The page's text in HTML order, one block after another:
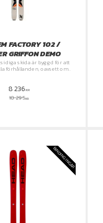
FACTORY 102 /
GRIFFON DEMO
skida är byggd för att
förhållanden, oavsett om
8 236KR
10 295KR
BINDING INGÅR